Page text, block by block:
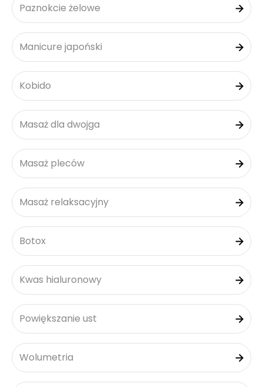
Paznokcie żelowe
Manicure japoński
Kobido
Masaż dla dwojga
Masaż pleców
Masaż relaksacyjny
Botox
Kwas hialuronowy
Powiększanie ust
Wolumetria